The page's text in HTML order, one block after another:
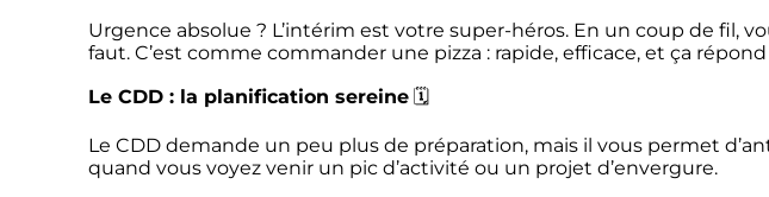
Urgence absolue ? L’intérim est votre super-héros. En un coup de fil,
faut. C’est comme commander une pizza : rapide, efficace, et ça
Le CDD : la planification sereine 🗓️
Le CDD demande un peu plus de préparation, mais il vous permet
quand vous voyez venir un pic d’activité ou un projet d’envergure.